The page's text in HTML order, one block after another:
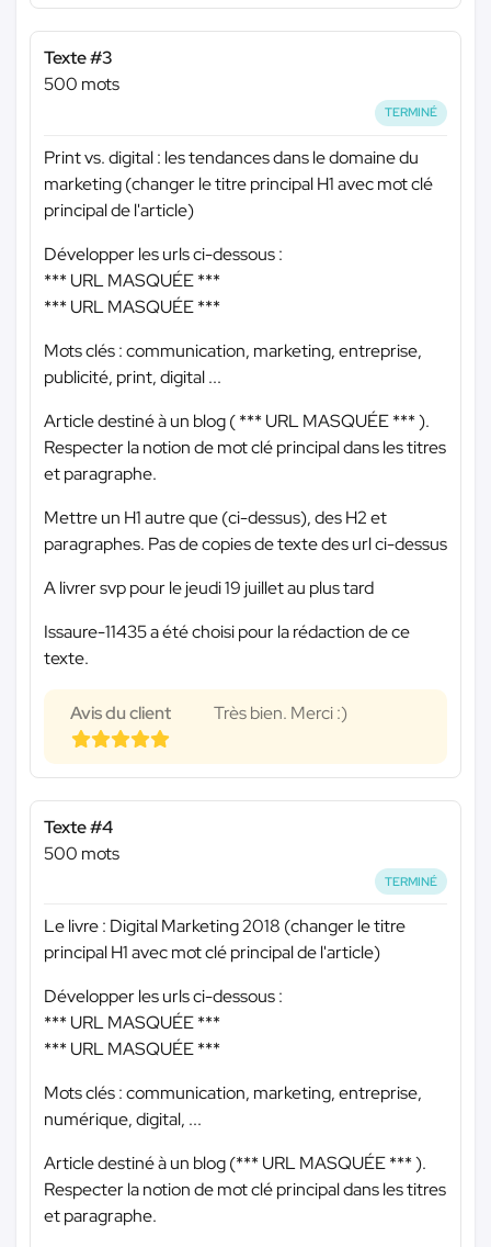
Texte #3
500 mots
TERMINÉ
Print vs. digital : les tendances dans le domaine du
marketing (changer le titre principal H1 avec mot clé
principal de l'article)
Développer les urls ci-dessous :
*** URL MASQUÉE ***
*** URL MASQUÉE ***
Mots clés : communication, marketing, entreprise,
publicité, print, digital ...
Article destiné à un blog (*** URL MASQUÉE ***).
Respecter la notion de mot clé principal dans les titres
et paragraphe.
Mettre un H1 autre que (ci-dessus), des H2 et
paragraphes. Pas de copies de texte des url ci-dessus
A livrer svp pour le jeudi 19 juillet au plus tard
Issaure-11435 a été choisi pour la rédaction de ce
texte.
Avis du client Très bien. Merci :)
Texte #4
500 mots
TERMINÉ
Le livre : Digital Marketing 2018 (changer le titre
principal H1 avec mot clé principal de l'article)
Développer les urls ci-dessous :
*** URL MASQUÉE ***
*** URL MASQUÉE ***
Mots clés : communication, marketing, entreprise,
numérique, digital, ...
Article destiné à un blog (*** URL MASQUÉE ***).
Respecter la notion de mot clé principal dans les titres
et paragraphe.